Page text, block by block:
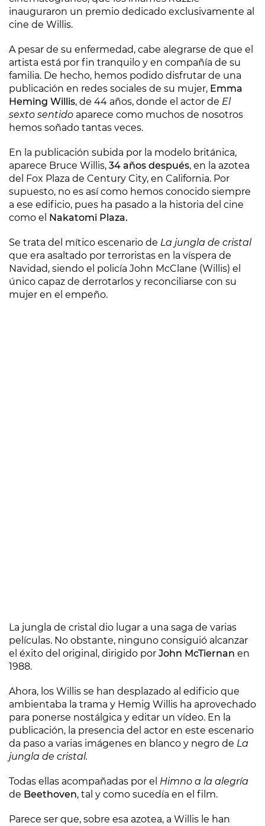
inauguraron un premio dedicado exclusivamente al
cine de Willis.
A pesar de su enfermedad, cabe alegrarse de que el
artista está por fin tranquilo y en compañía de su
familia. De hecho, hemos podido disfrutar de una
publicación en redes sociales de su mujer, Emma
Heming Willis, de 44 años, donde el actor de El
sexto sentido aparece como muchos de nosotros
hemos soñado tantas veces.
En la publicación subida por la modelo británica,
aparece Bruce Willis, 34 años después, en la azotea
del Fox Plaza de Century City, en California. Por
supuesto, no es así como hemos conocido siempre
a ese edificio, pues ha pasado a la historia del cine
como el Nakatomi Plaza.
Se trata del mítico escenario de La jungla de cristal
que era asaltado por terroristas en la víspera de
Navidad, siendo el policía John McClane (Willis) el
único capaz de derrotarlos y reconciliarse con su
mujer en el empeño.
La jungla de cristal dio lugar a una saga de varias
películas. No obstante, ninguno consiguió alcanzar
el éxito del original, dirigido por John McTiernan en
1988.
Ahora, los Willis se han desplazado al edificio que
ambientaba la trama y Hemig Willis ha aprovechado
para ponerse nostálgica y editar un vídeo. En la
publicación, la presencia del actor en este escenario
da paso a varias imágenes en blanco y negro de La
jungla de cristal.
Todas ellas acompañadas por el Himno a la alegría
de Beethoven, tal y como sucedía en el film.
Parece ser que, sobre esa azotea, a Willis le han